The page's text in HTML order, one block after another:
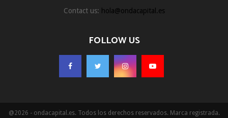
Contact us: hola@ondacapital.es
FOLLOW US
@2026 - ondacapital.es. Todos los derechos reservados. Marca registrada.